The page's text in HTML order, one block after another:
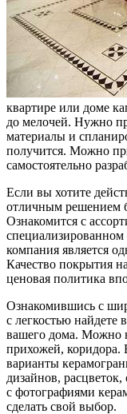
квартире или доме
до мелочей. Нужно
материалы и
получится. Можно
самостоятельно
Если вы хотите
отличным решением
Ознакомится с
специализированном
компания является
Качество покрытия
ценовая политика
Ознакомившись с
с легкостью найдете
вашего дома. Можно
прихожей, коридора.
варианты
дизайнов,
с фотографиями
сделать свой выбор.